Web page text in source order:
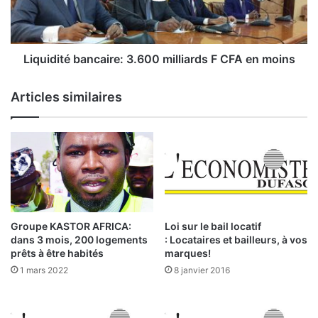
e
s
:
p
r
a
i
q
u
e
s
q
u
i
i
t
é
c
a
i
e
:
3
.
6
0
0
m
l
Liquidité bancaire: 3.600 milliards F CFA en moins
Articles similaires
Groupe KASTOR AFRICA:
dans 3 mois, 200 logements
prêts à être habités
1 mars 2022
Loi sur le bail locatif
: Locataires et bailleurs, à vos
marques!
8 janvier 2016